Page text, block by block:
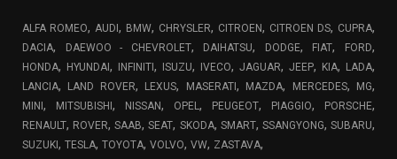
ALFA ROMEO, AUDI, BMW, CHRYSLER, CITROEN, CITROEN DS, CUPRA,
DACIA, DAEWOO - CHEVROLET, DAIHATSU, DODGE, FIAT, FORD,
HONDA, HYUNDAI, INFINITI, ISUZU, IVECO, JAGUAR, JEEP, KIA, LADA,
LANCIA, LAND ROVER, LEXUS, MASERATI, MAZDA, MERCEDES, MG,
MINI, MITSUBISHI, NISSAN, OPEL , PEUGEOT, PIAGGIO, PORSCHE,
RENAULT, ROVER,SAAB,SEAT, SKODA, SMART, SSANGYONG,SUBARU,
SUZUKI, TESLA, TOYOTA, VOLVO, VW, ZASTAVA,